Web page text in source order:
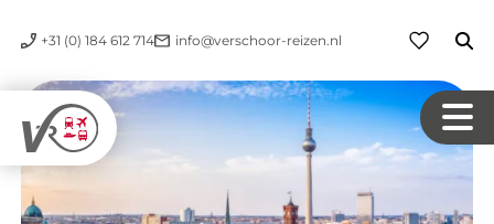
+31 (0) 184 612 714 info@verschoor-reizen.nl